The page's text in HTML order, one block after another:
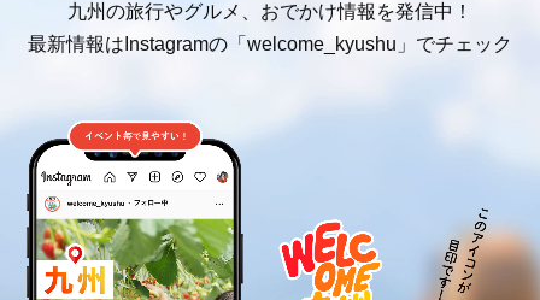
九州の旅行やグルメ、おでかけ情報を発信中！
最新情報はInstagramの「welcome_kyushu」でチェック